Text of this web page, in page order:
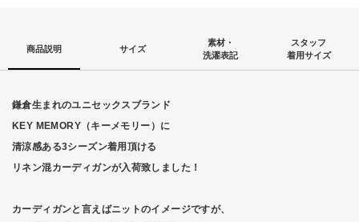
商品説明 サイズ
素材・
洗濯表記
スタッフ
着用サイズ
鎌倉生まれのユニセックスブランド
KEY MEMORY（キーメモリー）に
清涼感ある3シーズン着用頂ける
リネン混カーディガンが入荷致しました！
カーディガンと言えばニットのイメージですが、